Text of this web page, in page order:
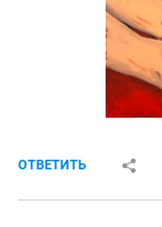
ОТВЕТИТЬ